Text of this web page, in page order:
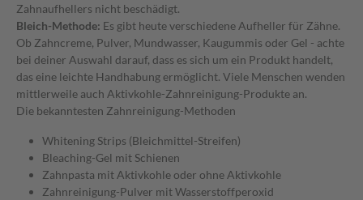
Zahnaufhellers nicht beschädigt.
Bleich-Methode: Es gibt heute verschiedene Aufheller für Zähne.
Ob Zahncreme, Pulver, Mundwasser, Kaugummis oder Gel - achte
bei deiner Auswahl darauf, dass es sich um ein Produkt handelt,
das eine leichte Handhabung ermöglicht. Viele Menschen wenden
mittlerweile auch Aktivkohle-Zahnreinigung-Produkte an.
Die bekanntesten Zahnreinigung-Methoden
Whitening Strips (Bleichmittel-Streifen)
Bleaching-Gel mit Schienen
Zahnpasta mit Aktivkohle oder ohne Aktivkohle
Zahnreinigung-Pulver mit Wasserstoffperoxid